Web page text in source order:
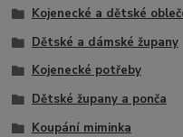
Kojenecké a dětské
Dětské a dámské župany
Kojenecké potřeby
Dětské župany a ponča
Koupání miminka